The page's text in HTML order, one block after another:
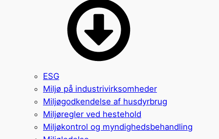
ESG
Miljø på industrivirksomheder
Miljøgodkendelse af husdyrbrug
Miljøregler ved hestehold
Miljøkontrol og myndighedsbehandling